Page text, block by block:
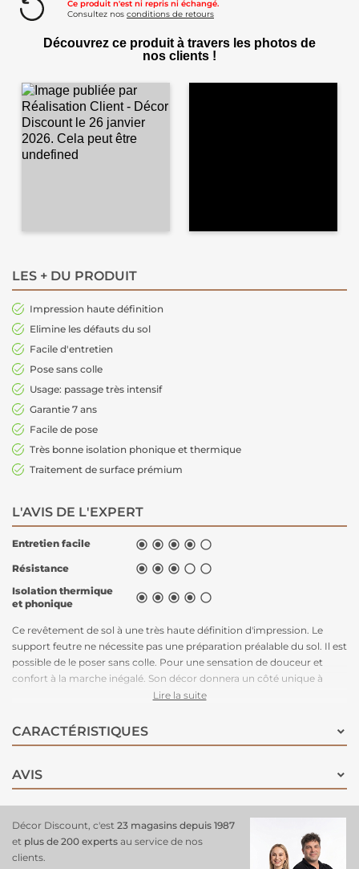
Ce produit n'est ni repris ni échangé.
Consultez nos conditions de retours
Découvrez ce produit à travers les photos de
nos clients !
LES + DU PRODUIT
Impression haute définition
Elimine les défauts du sol
Facile d'entretien
Pose sans colle
Usage: passage très intensif
Garantie 7 ans
Facile de pose
Très bonne isolation phonique et thermique
Traitement de surface prémium
L'AVIS DE L'EXPERT
Entretien facile     
Résistance     
Isolation thermique
et phonique
    
Ce revêtement de sol à une très haute définition d'impression. Le
support feutre ne nécessite pas une préparation préalable du sol. Il est
possible de le poser sans colle. Pour une sensation de douceur et
confort à la marche inégalé. Son décor donnera un côté unique à
votre pièce. Transformez votre espace en un coin de nature luxuriante
Lire la suite
CARACTÉRISTIQUES
AVIS
Décor Discount, c'est 23 magasins depuis 1987
et plus de 200 experts au service de nos
clients.